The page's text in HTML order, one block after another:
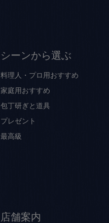
シーンから選ぶ
料理人・プロ用おすすめ
家庭用おすすめ
包丁研ぎと道具
プレゼント
最高級
店舗案内